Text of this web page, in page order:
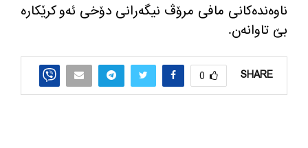
ناوه‌نده‌كانی مافی مرۆڤ نیگه‌رانی دۆخی ئه‌و كرێكاره‌
بێ تاوانه‌ن.
SHARE
0